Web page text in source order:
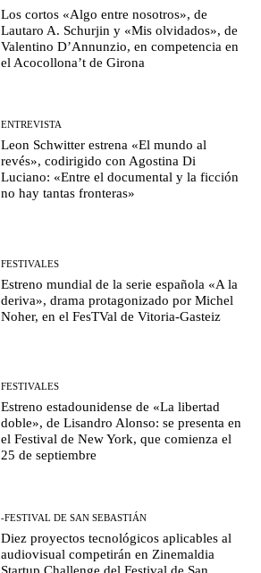
Los cortos «Algo entre nosotros», de
Lautaro A. Schurjin y «Mis olvidados», de
Valentino D’Annunzio, en competencia en
el Acocollona’t de Girona
ENTREVISTA
Leon Schwitter estrena «El mundo al
revés», codirigido con Agostina Di
Luciano: «Entre el documental y la ficción
no hay tantas fronteras»
FESTIVALES
Estreno mundial de la serie española «A la
deriva», drama protagonizado por Michel
Noher, en el FesTVal de Vitoria-Gasteiz
FESTIVALES
Estreno estadounidense de «La libertad
doble», de Lisandro Alonso: se presenta en
el Festival de New York, que comienza el
25 de septiembre
-FESTIVAL DE SAN SEBASTIÁN
Diez proyectos tecnológicos aplicables al
audiovisual competirán en Zinemaldia
Startup Challenge del Festival de San